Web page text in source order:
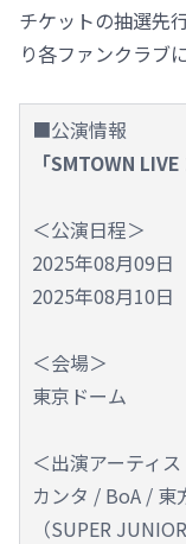
チケットの抽選先
り各ファンクラブ
■公演情報
「SMTOWN
＜公演日程＞
2025年08月09日
2025年08月10日
＜会場＞
東京ドーム
＜出演アーティ
カンタ / BoA / 東
（SUPER